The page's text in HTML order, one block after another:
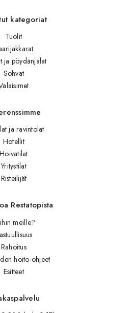
kategoriat
Tuolit
ja pöydänjalat
Sohvat
ja ravintolat
Hotellit
Hoivatilat
Yritystilat
Risteilijät
Restatopista
meille?
Rahoitus
hoito-ohjeet
Esitteet